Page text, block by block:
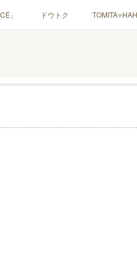
」 ドウトク